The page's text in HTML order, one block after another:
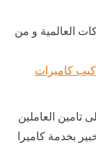
العالمية و من
كاميرات
تامين العاملين
بخدمة كاميرا